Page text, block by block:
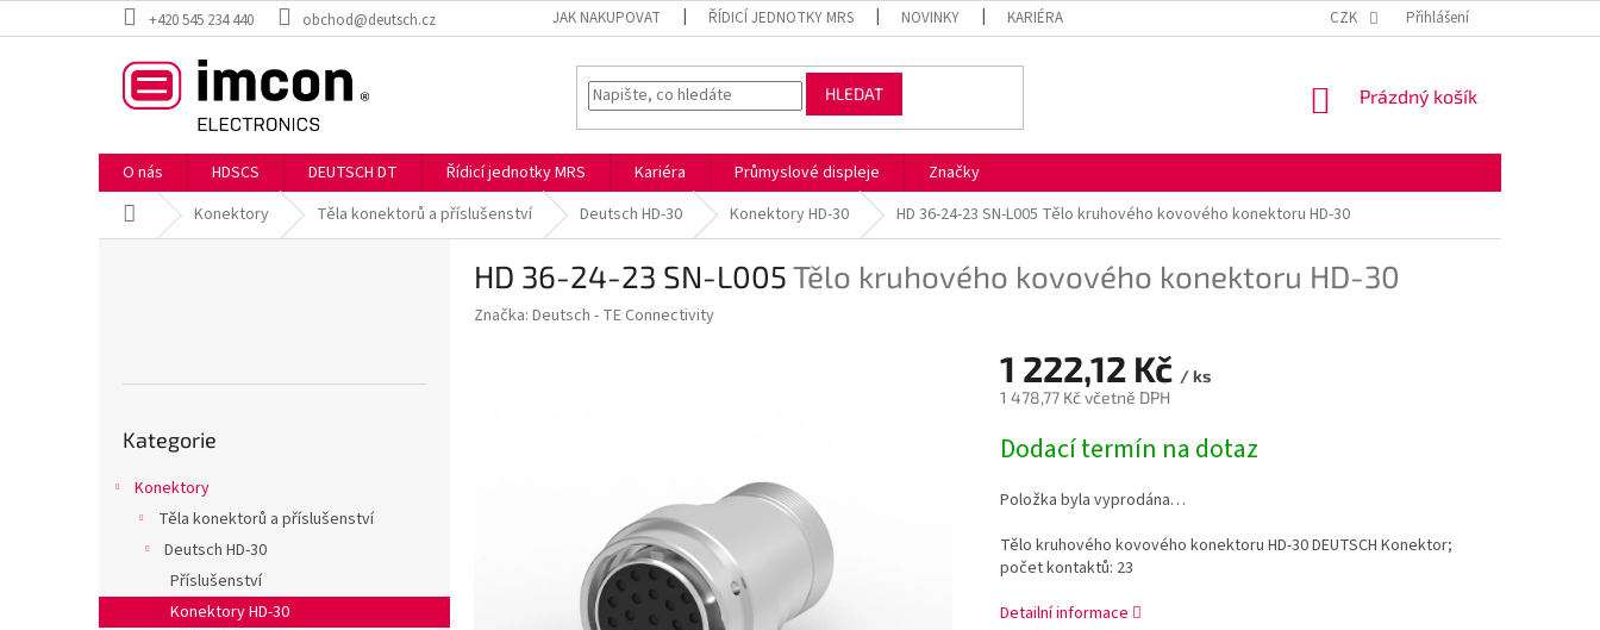
na
+420 545 234 440 obchod@deutsch.cz JAK NAKUPOVAT ŘÍDICÍ JEDNOTKY MRS NOVINKY KARIÉRA OBCHODNÍ PODMÍNKY
CZK Přihlášení
HLEDAT
NÁKUPNÍ
Prázdný košík
O nás HDSCS DEUTSCH DT Řídicí jednotky MRS Kariéra Průmyslové displeje
Značky
Domů Konektory Těla konektorů a příslušenství Deutsch HD-30 Konektory HD-30 HD 36-24-23 SN-L005 Tělo kruhového kovového konektoru HD-30
l
kategorie
Kategorie
Konektory
Těla konektorů a příslušenství
Deutsch HD-30
Příslušenství
Konektory HD-30
HD 36-24-23 SN-L005Tělo kruhového kovového konektoru HD-30
Značka: Deutsch - TE Connectivity
1 222,12 Kč / ks
1 478,77 Kč včetně DPH
cena:
Dodací termín na dotaz
Položka byla vyprodána…
Tělo kruhového kovového konektoru HD-30 DEUTSCH Konektor;
počet kontaktů: 23
Detailní informace